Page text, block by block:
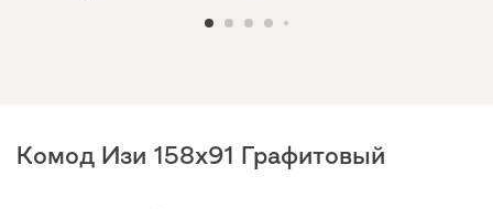
Комод Изи 158x91 Графитовый